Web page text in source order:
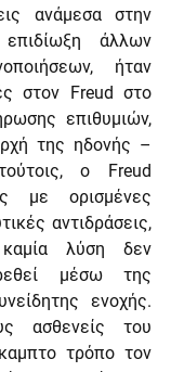
ανάμεσα στην
άλλων
ήταν
στον Freud στο
επιθυμιών,
της ηδονής –
ο Freud
με ορισμένες
αντιδράσεις,
λύση δεν
μέσω της
ενοχής.
ασθενείς του
τρόπο τον